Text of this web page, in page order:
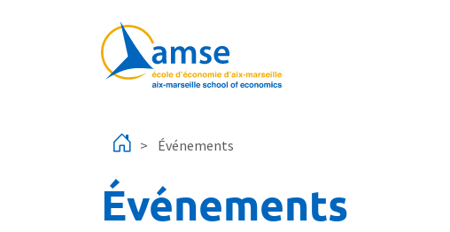
Événements
Événements